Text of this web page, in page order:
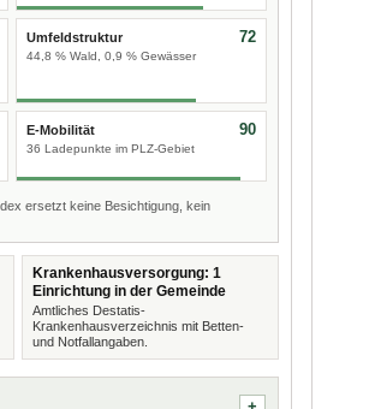
Umfeldstruktur
44,8 % Wald, 0,9 % Gewässer
72
E-Mobilität
36 Ladepunkte im PLZ-Gebiet
90
ersetzt keine Besichtigung, kein
Krankenhausversorgung: 1
Einrichtung in der Gemeinde
Amtliches Destatis-
Krankenhausverzeichnis mit Betten-
und Notfallangaben.